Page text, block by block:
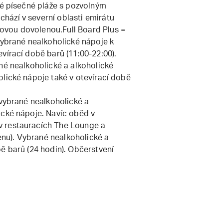
písečné pláže s pozvolným
v severní oblasti emirátu
dovolenou.Full Board Plus =
nealkoholické nápoje k
době barů (11:00-22:00).
nealkoholické a alkoholické
nápoje také v otevírací době
nealkoholické a
nápoje. Navíc oběd v
restauracích The Lounge a
Vybrané nealkoholické a
barů (24 hodin). Občerstvení